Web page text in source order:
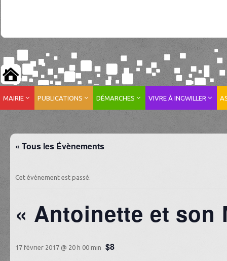
MAIRIE PUBLICATIONS DÉMARCHES VIVRE À INGWILLER
« Tous les Évènements
Cet évènement est passé.
« Antoinette et son
17 février 2017 @ 20 h 00 min $8